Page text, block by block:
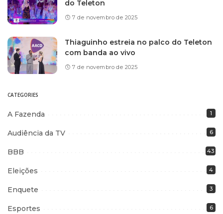
do Teleton
7 de novembro de 2025
Thiaguinho estreia no palco do Teleton
com banda ao vivo
7 de novembro de 2025
CATEGORIES
A Fazenda 1
Audiência da TV 6
BBB 43
Eleições 4
Enquete 3
Esportes 6